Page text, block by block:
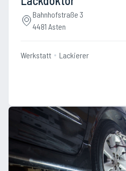
Bahnhofstraße 3
4481 Asten
Werkstatt Lackierer